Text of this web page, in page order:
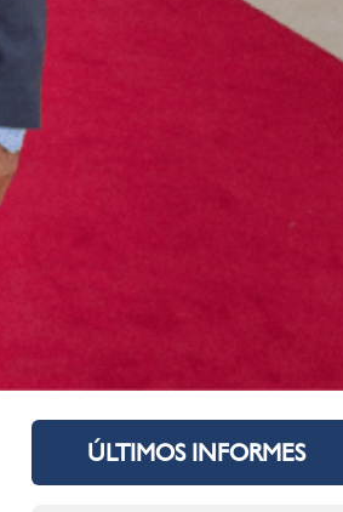
ÚLTIMOS INFORMES